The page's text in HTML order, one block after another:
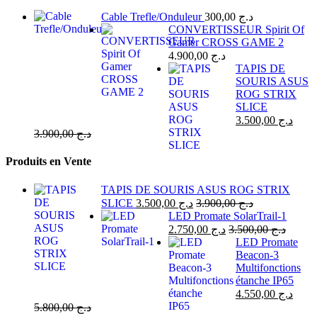
Cable Trefle/Onduleur د.ج
CONVERTISSEUR Spirit Of
Gamer CROSS GAME 2
د.ج
TAPIS DE
SOURIS ASUS
ROG STRIX
SLICE
د.ج
د.ج3.900,00
Produits en Vente
TAPIS DE SOURIS ASUS ROG STRIX
SLICE
د.ج د.ج3.900,00
LED Promate SolarTrail-1
د.ج
د.ج3.500,00
LED Promate
Beacon-3
Multifonctions
étanche IP65
د.ج
د.ج5.800,00